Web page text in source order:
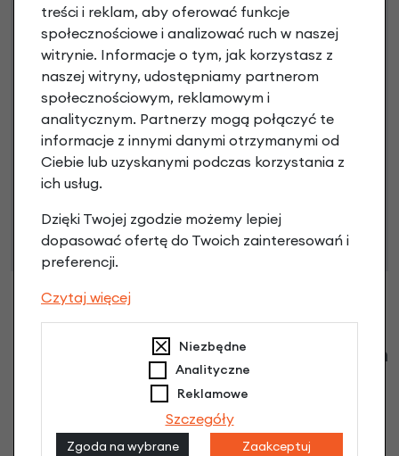
Raty do 60 miesięcy
Poznaj szczegóły
Niniejsza propozycja nie stanowi oferty w rozumieniu art.
66 Kodeksu Cywilnego. Ostateczna decyzja o warunkach
i przyznaniu kredytu zostanie podjęta po ocenie
zdolności kredytowej.
Klienci zadali następujące pytania o ten
produkt
Nikt wcześniej niemiał pytań do tego produktu? A Ty o
co chcesz zapytać?
treści i reklam, aby oferować funkcje
społecznościowe i analizować ruch w naszej
witrynie. Informacje o tym, jak korzystasz z
naszej witryny, udostępniamy partnerom
społecznościowym, reklamowym i
analitycznym. Partnerzy mogą połączyć te
informacje z innymi danymi otrzymanymi od
Ciebie lub uzyskanymi podczas korzystania z
ich usług.
Dzięki Twojej zgodzie możemy lepiej
dopasować ofertę do Twoich zainteresowań i
preferencji.
Czytaj więcej
Niezbędne
Analityczne
Reklamowe
Szczegóły
Zgoda na wybrane
Zaakceptuj